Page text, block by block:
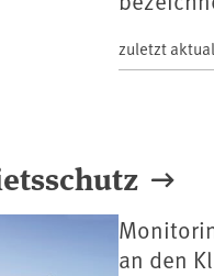
zuletzt
an den